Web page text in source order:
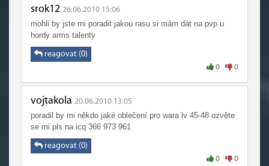
srok12 26.06.2010 15:06
mohli by jste mi poradit jakou rasu si mám dát na pvp u
hordy arms talenty
reagovat (0)
0 0
vojtakola 20.06.2010 13:05
poradil by mi někdo jaké oblečení pro wara lv 45-48 ozvěte
se mi pls na icq 366 973 961
reagovat (0)
0 0